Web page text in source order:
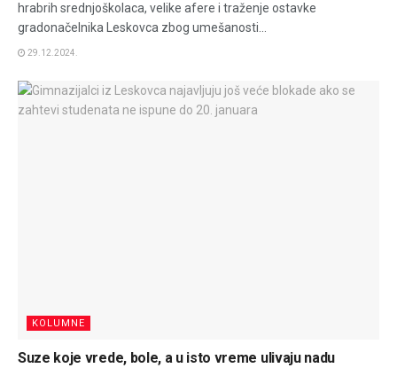
hrabrih srednjoškolaca, velike afere i traženje ostavke
gradonačelnika Leskovca zbog umešanosti...
29.12.2024.
KOLUMNE
Suze koje vrede, bole, a u isto vreme ulivaju nadu